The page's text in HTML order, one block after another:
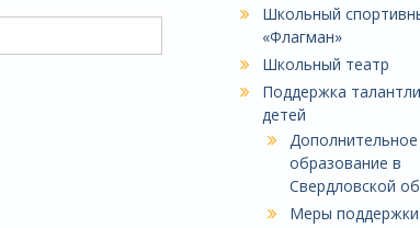
Школьный
«Флагман»
Школьный театр
Поддержка
детей
Дополнительное
образование в
Свердловской
Меры поддержки